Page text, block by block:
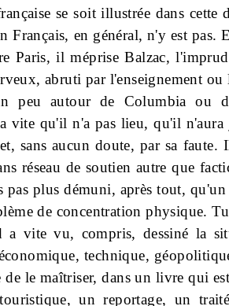
se soit illustrée dans
Français, en général, n'y est
Paris, il méprise Balzac,
abruti par l'enseignement
peu autour de Columbia ou
vite qu'il n'a pas lieu, qu'il
sans aucun doute, par sa faute.
réseau de soutien autre que
pas plus démuni, après tout,
de concentration physique.
a vite vu, compris, dessiné la
technique,
de le maîtriser, dans un livre qui
un reportage, un